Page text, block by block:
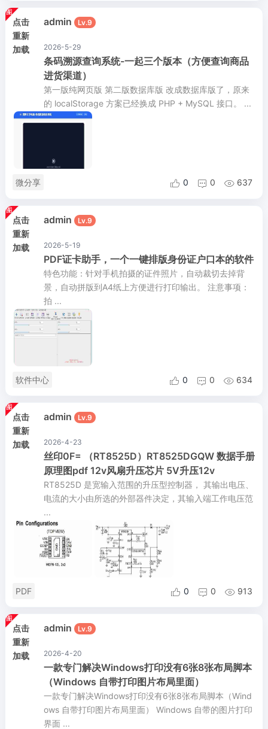
点击
重新
加载
admin Lv.9
2026-5-29
条码溯源查询系统-一起三个版本（方便查询商品
进货渠道）
第一版纯网页版 第二版数据库版 改成数据库版了，原来
的 localStorage 方案已经换成 PHP + MySQL 接口。 ...
微分享  0  0  637
点击
重新
加载
admin Lv.9
2026-5-19
PDF证卡助手，一个一键排版身份证户口本的软件
特色功能：针对手机拍摄的证件照片，自动裁切去掉背
景，自动拼版到A4纸上方便进行打印输出。 注意事项：
拍 ...
软件中心  0  0  634
点击
重新
加载
admin Lv.9
2026-4-23
丝印0F= （RT8525D）RT8525DGQW 数据手册
原理图pdf 12v风扇升压芯片 5V升压12v
RT8525D 是宽输入范围的升压型控制器， 其输出电压、
电流的大小由所选的外部器件决定，其输入端工作电压范
...
PDF  0  0  913
点击
重新
加载
admin Lv.9
2026-4-20
一款专门解决Windows打印没有6张8张布局脚本
（Windows 自带打印图片布局里面）
一款专门解决Windows打印没有6张8张布局脚本（Wind
ows 自带打印图片布局里面） Windows 自带的图片打印
界面 ...